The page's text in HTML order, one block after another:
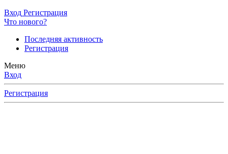
Вход Регистрация
Что нового?
Последняя активность
Регистрация
Меню
Вход
Регистрация